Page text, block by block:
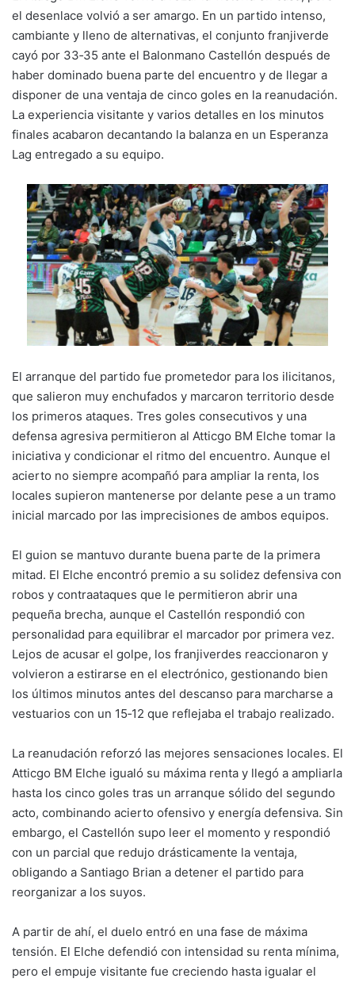
k
o
k
p
el desenlace volvió a ser amargo. En un partido intenso,
cambiante y lleno de alternativas, el conjunto franjiverde
cayó por 33‑35 ante el Balonmano Castellón después de
haber dominado buena parte del encuentro y de llegar a
disponer de una ventaja de cinco goles en la reanudación.
La experiencia visitante y varios detalles en los minutos
finales acabaron decantando la balanza en un Esperanza
Lag entregado a su equipo.
El arranque del partido fue prometedor para los ilicitanos,
que salieron muy enchufados y marcaron territorio desde
los primeros ataques. Tres goles consecutivos y una
defensa agresiva permitieron al Atticgo BM Elche tomar la
iniciativa y condicionar el ritmo del encuentro. Aunque el
acierto no siempre acompañó para ampliar la renta, los
locales supieron mantenerse por delante pese a un tramo
inicial marcado por las imprecisiones de ambos equipos.
El guion se mantuvo durante buena parte de la primera
mitad. El Elche encontró premio a su solidez defensiva con
robos y contraataques que le permitieron abrir una
pequeña brecha, aunque el Castellón respondió con
personalidad para equilibrar el marcador por primera vez.
Lejos de acusar el golpe, los franjiverdes reaccionaron y
volvieron a estirarse en el electrónico, gestionando bien
los últimos minutos antes del descanso para marcharse a
vestuarios con un 15‑12 que reflejaba el trabajo realizado.
La reanudación reforzó las mejores sensaciones locales. El
Atticgo BM Elche igualó su máxima renta y llegó a ampliarla
hasta los cinco goles tras un arranque sólido del segundo
acto, combinando acierto ofensivo y energía defensiva. Sin
embargo, el Castellón supo leer el momento y respondió
con un parcial que redujo drásticamente la ventaja,
obligando a Santiago Brian a detener el partido para
reorganizar a los suyos.
A partir de ahí, el duelo entró en una fase de máxima
tensión. El Elche defendió con intensidad su renta mínima,
pero el empuje visitante fue creciendo hasta igualar el